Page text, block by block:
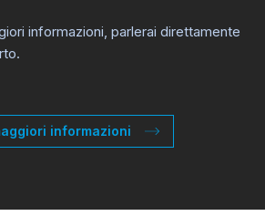
informazioni, parlerai direttamente
informazioni